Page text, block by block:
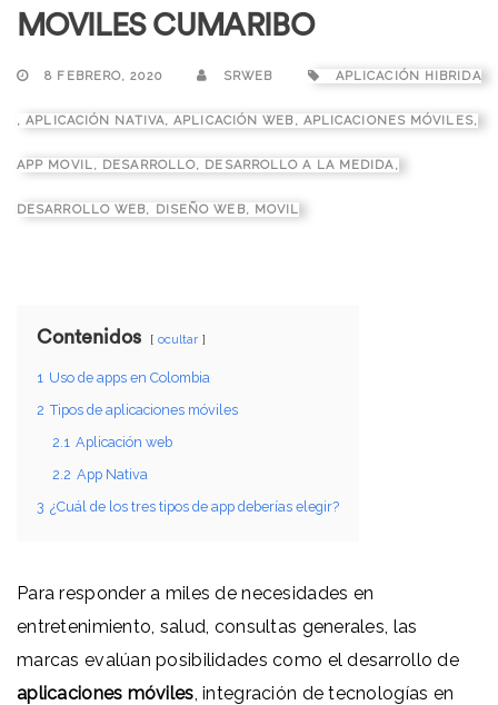
MOVILES CUMARIBO
8 FEBRERO, 2020 SRWEB APLICACIÓN HIBRIDA
,APLICACIÓN NATIVA,APLICACIÓN WEB, APLICACIONES MÓVILES,
APP MOVIL, DESARROLLO, DESARROLLO A LA MEDIDA,
DESARROLLO WEB, DISEÑO WEB, MOVIL
Contenidos ocultar
1 Uso de apps en Colombia
2 Tipos de aplicaciones móviles
2.1 Aplicación web
2.2 App Nativa
3 ¿Cuál de los tres tipos de app deberías elegir?
Para responder a miles de necesidades en
entretenimiento, salud, consultas generales, las
marcas evalúan posibilidades como el desarrollo de
aplicaciones móviles , integración de tecnologías en